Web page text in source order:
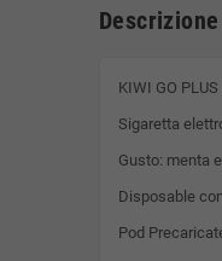
Descrizione
KIWI GO
Sigaretta
Gusto: menta
Disposable
Pod